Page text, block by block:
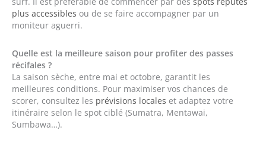
plus accessibles ou de se faire accompagner par un
moniteur aguerri.
Quelle est la meilleure saison pour profiter des passes
récifales ?
La saison sèche, entre mai et octobre, garantit les
meilleures conditions. Pour maximiser vos chances de
scorer, consultez les prévisions locales et adaptez votre
itinéraire selon le spot ciblé (Sumatra, Mentawai,
Sumbawa…).